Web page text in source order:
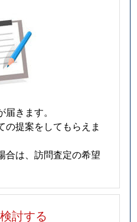
きます。
の提案をしてもらえま
合は、訪問査定の希望
討する